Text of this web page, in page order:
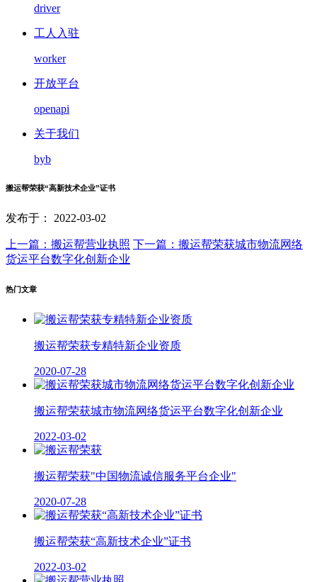
driver
工人入驻
worker
开放平台
openapi
关于我们
byb
搬运帮荣获“高新技术企业”证书
发布于： 2022-03-02
上一篇：搬运帮营业执照 下一篇：搬运帮荣获城市物流网络
货运平台数字化创新企业
热门文章
搬运帮荣获专精特新企业资质
2020-07-28
搬运帮荣获城市物流网络货运平台数字化创新企业
2022-03-02
搬运帮荣获"中国物流诚信服务平台企业"
2020-07-28
搬运帮荣获“高新技术企业”证书
2022-03-02